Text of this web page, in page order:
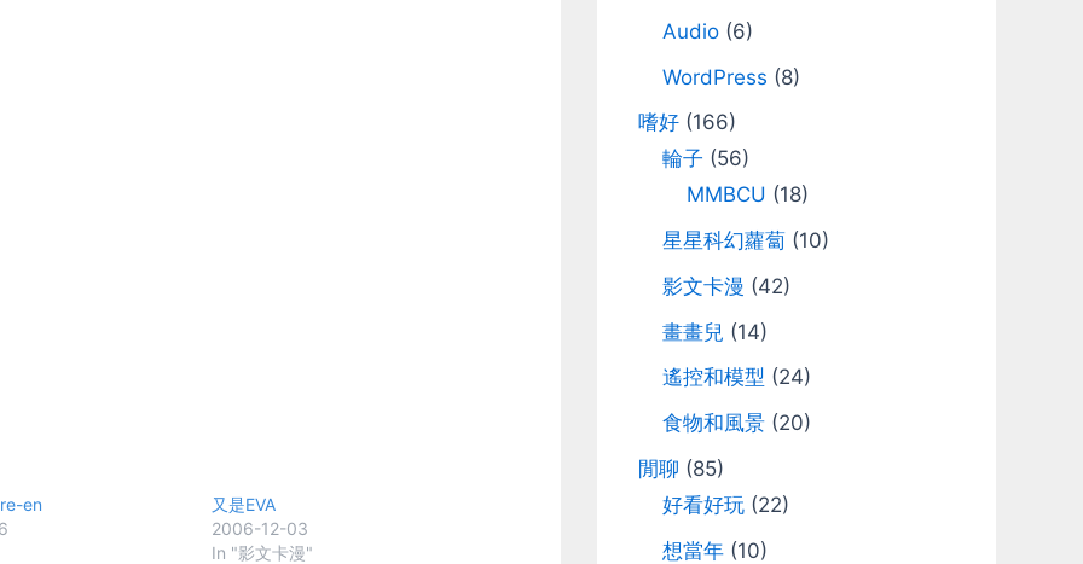
en
又是EVA
2006-12-03
In "影文卡漫"
Audio (6)
WordPress (8)
嗜好 (166)
輪子 (56)
MMBCU (18)
星星科幻蘿蔔 (10)
影文卡漫 (42)
畫畫兒 (14)
遙控和模型 (24)
食物和風景 (20)
閒聊 (85)
好看好玩 (22)
想當年 (10)